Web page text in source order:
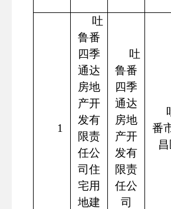
1
吐
鲁番
四季
通达
房地
产开
发有
限责
任公
司住
宅用
地建
吐
鲁番
四季
通达
房地
产开
发有
限责
任公
司
番